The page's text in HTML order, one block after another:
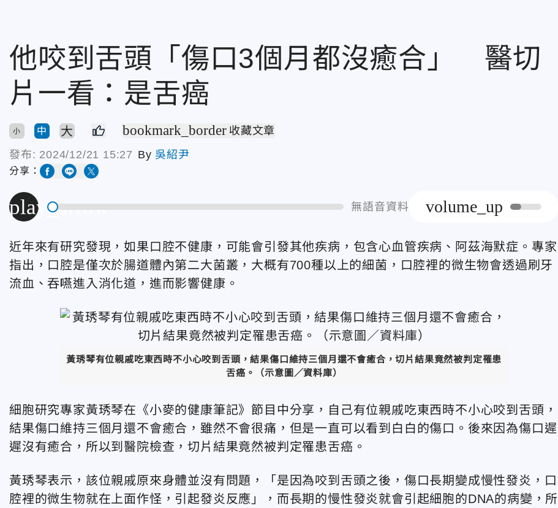
他咬到舌頭「傷口3個月都沒癒合」 醫切
片一看：是舌癌
小 中 大 bookmark_border 收藏文章
發布: 2024/12/21 15:27 By 吳紹尹
分享：
play_arrow 無語音資料 volume_up
近年來有研究發現，如果口腔不健康，可能會引發其他疾病，包含心血管疾病、阿茲海默症。專家
指出，口腔是僅次於腸道體內第二大菌叢，大概有700種以上的細菌，口腔裡的微生物會透過刷牙
流血、吞嚥進入消化道，進而影響健康。
黃琇琴有位親戚吃東西時不小心咬到舌頭，結果傷口維持三個月還不會癒合，切片結果竟然被判定罹患
舌癌。（示意圖／資料庫）
細胞研究專家黃琇琴在《小麥的健康筆記》節目中分享，自己有位親戚吃東西時不小心咬到舌頭，
結果傷口維持三個月還不會癒合，雖然不會很痛，但是一直可以看到白白的傷口。後來因為傷口遲
遲沒有癒合，所以到醫院檢查，切片結果竟然被判定罹患舌癌。
黃琇琴表示，該位親戚原來身體並沒有問題，「是因為咬到舌頭之後，傷口長期變成慢性發炎，口
腔裡的微生物就在上面作怪，引起發炎反應」，而長期的慢性發炎就會引起細胞的DNA的病變，所